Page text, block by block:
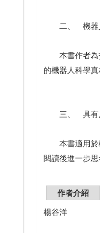
二、 機器人
本書作者為交
的機器人科學真
三、 具有反
本書適用於機
閱讀後進一步
作者介紹
楊谷洋